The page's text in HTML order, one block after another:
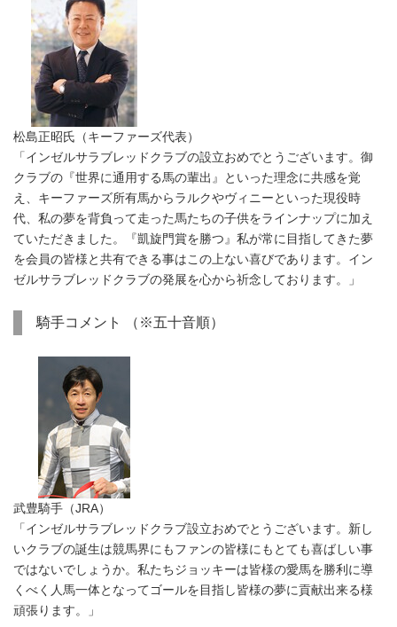
松島正昭氏（キーファーズ代表）
「インゼルサラブレッドクラブの設立おめでとうございます。御
クラブの『世界に通用する馬の輩出』といった理念に共感を覚
え、キーファーズ所有馬からラルクやヴィニーといった現役時
代、私の夢を背負って走った馬たちの子供をラインナップに加え
ていただきました。『凱旋門賞を勝つ』私が常に目指してきた夢
を会員の皆様と共有できる事はこの上ない喜びであります。イン
ゼルサラブレッドクラブの発展を心から祈念しております。」
騎手コメント （※五十音順）
武豊騎手（JRA）
「インゼルサラブレッドクラブ設立おめでとうございます。新し
いクラブの誕生は競馬界にもファンの皆様にもとても喜ばしい事
ではないでしょうか。私たちジョッキーは皆様の愛馬を勝利に導
くべく人馬一体となってゴールを目指し皆様の夢に貢献出来る様
頑張ります。」